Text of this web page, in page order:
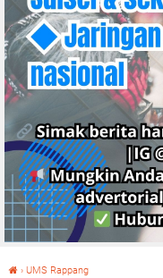
› UMS Rappang